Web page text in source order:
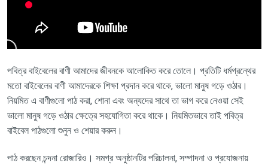
পবিত্র বাইবেলের বাণী আমাদের জীবনকে আলোকিত করে তোলে। প্রতিটি ধর্মগ্রন্থের
মতো বাইবেলের বাণী আমাদেরকে শিক্ষা প্রদান করে থাকে, ভালো মানুষ গড়ে ওঠার।
নিয়মিত এ বাণীগুলো পাঠ করা, শোনা এবং অন্যদের সাথে তা ভাগ করে নেওয়া সেই
ভালো মানুষ গড়ে ওঠার ক্ষেত্রে সহযোগিতা করে থাকে। নিয়মিতভাবে তাই পবিত্র
বাইবেল পাঠগুলো শুনুন ও শেয়ার করুন।
পাঠ করছেন চন্দনা রোজারিও। সমগ্র অনুষ্ঠানটির পরিচালনা, সম্পাদনা ও প্রযোজনায়